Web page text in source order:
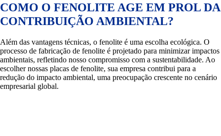
COMO O FENOLITE AGE EM PROL DA
CONTRIBUIÇÃO AMBIENTAL?
Além das vantagens técnicas, o fenolite é uma escolha ecológica. O
processo de fabricação de fenolite é projetado para minimizar impactos
ambientais, refletindo nosso compromisso com a sustentabilidade. Ao
escolher nossas placas de fenolite, sua empresa contribui para a
redução do impacto ambiental, uma preocupação crescente no cenário
empresarial global.